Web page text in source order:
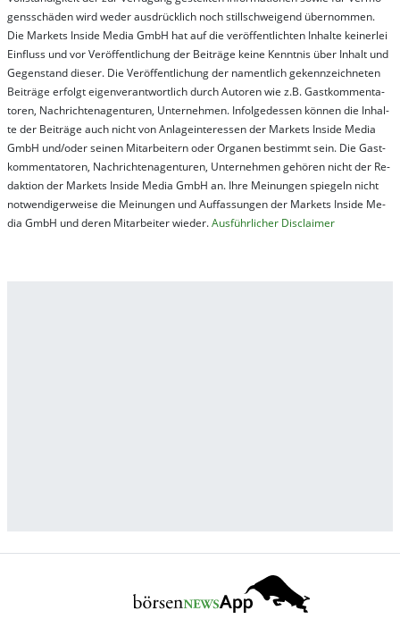
gens­schä­den wird we­der aus­drück­lich noch stil­lschwei­gend über­nom­men.
Die Mar­kets In­side Me­dia GmbH hat auf die ver­öf­fent­lich­ten In­hal­te kei­ner­lei
Ein­fluss und vor Ver­öf­fent­lich­ung der Bei­trä­ge kei­ne Ken­nt­nis über In­halt und
Ge­gen­stand die­ser. Die Ver­öf­fent­lich­ung der na­ment­lich ge­kenn­zeich­net­en
Bei­trä­ge er­folgt ei­gen­ver­ant­wort­lich durch Au­tor­en wie z.B. Gast­kom­men­ta­
tor­en, Nach­richt­en­ag­en­tur­en, Un­ter­neh­men. In­fol­ge­des­sen kön­nen die In­hal­
te der Bei­trä­ge auch nicht von An­la­ge­in­te­res­sen der Mar­kets In­side Me­dia
GmbH und/oder sei­nen Mit­ar­bei­tern oder Or­ga­nen be­stim­mt sein. Die Gast­
kom­men­ta­tor­en, Nach­rich­ten­ag­en­tur­en, Un­ter­neh­men ge­hör­en nicht der Re­
dak­tion der Mar­kets In­side Me­dia GmbH an. Ihre Mei­nung­en spie­geln nicht
not­wen­di­ger­wei­se die Mei­nung­en und Auf­fas­sung­en der Mar­kets In­side Me­
dia GmbH und de­ren Mit­ar­bei­ter wie­der.Aus­führ­lich­er Dis­clai­mer